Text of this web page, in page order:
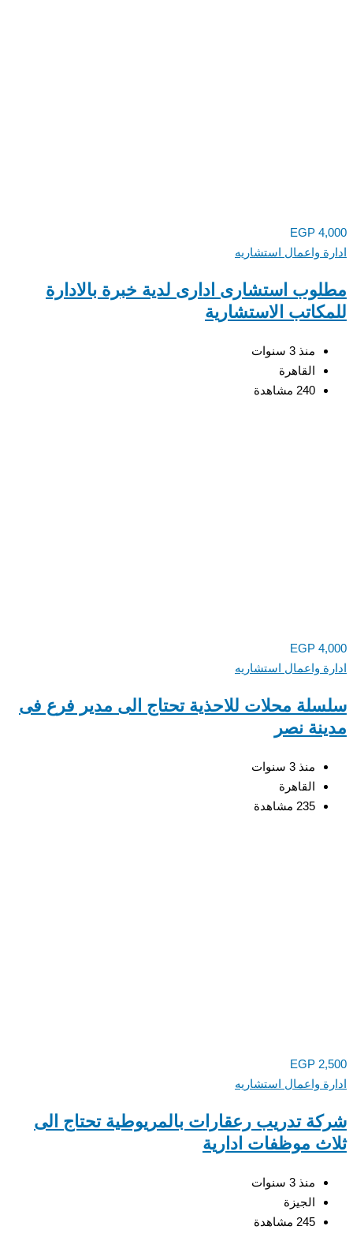
EGP 4,000
ادارة واعمال استشاريه
مطلوب استشارى ادارى لدية خبرة بالادارة
للمكاتب الاستشارية
منذ 3 سنوات
القاهرة
240 مشاهدة
EGP 4,000
ادارة واعمال استشاريه
سلسلة محلات للاحذية تحتاج الى مدير فرع فى
مدينة نصر
منذ 3 سنوات
القاهرة
235 مشاهدة
EGP 2,500
ادارة واعمال استشاريه
شركة تدريب رعقارات بالمريوطية تحتاج الى
ثلاث موظفات ادارية
منذ 3 سنوات
الجيزة
245 مشاهدة